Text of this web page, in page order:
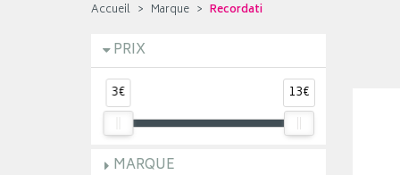
Accueil Marque Recordati
PRIX
3€ 13€
MARQUE